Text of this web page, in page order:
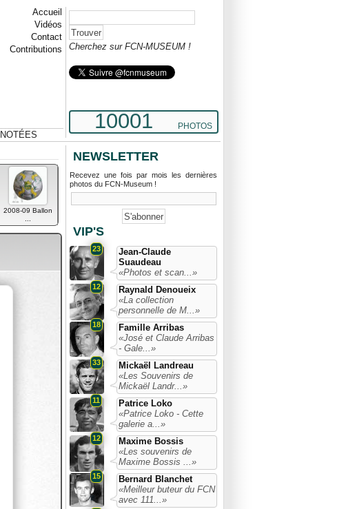
Accueil
Vidéos
Contact
Contributions
Cherchez sur FCN-MUSEUM !
10001 PHOTOS
2008-09 Ballon
NEWSLETTER
Recevez une fois par mois les dernières
photos du FCN-Museum !
VIP'S
23
Jean-Claude
Suaudeau
«Photos et scan...»
12
Raynald Denoueix
«La collection
personnelle de M...»
18
Famille Arribas
«José et Claude Arribas
- Gale...»
33
Mickaël Landreau
«Les Souvenirs de
Mickaël Landr...»
11
Patrice Loko
«Patrice Loko - Cette
galerie a...»
12
Maxime Bossis
«Les souvenirs de
Maxime Bossis ...»
15
Bernard Blanchet
«Meilleur buteur du FCN
avec 111...»